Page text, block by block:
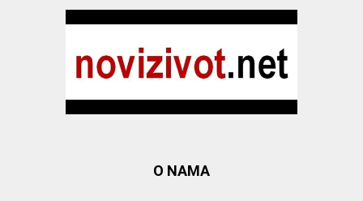
O NAMA